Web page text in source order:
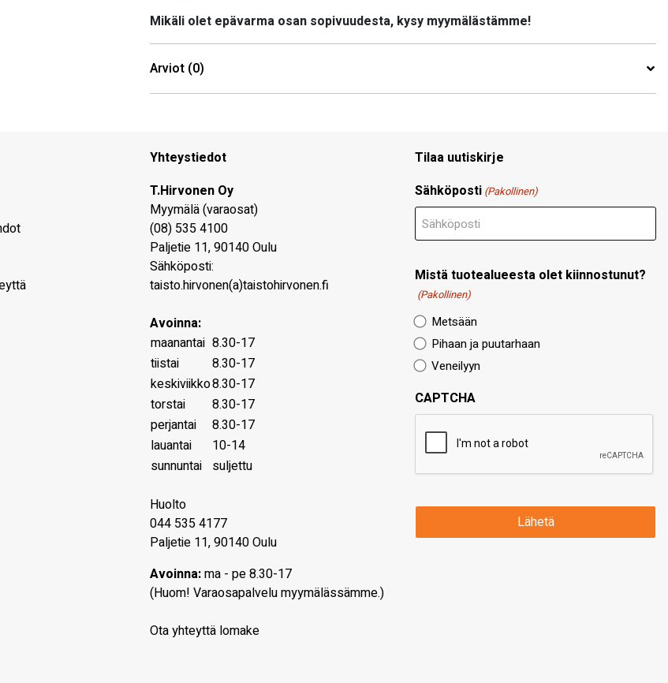
Mikäli olet epävarma osan sopivuudesta, kysy myymälästämme!
Arviot (0)
Yhteystiedot
T.Hirvonen Oy
Myymälä (varaosat)
(08) 535 4100
Paljetie 11,90140Oulu
Sähköposti:
taisto.hirvonen(a)taistohirvonen.fi
Avoinna:
maanantai 8.30-17
tiistai
8.30-17
keskiviikko8.30-17
torstai
8.30-17
perjantai
8.30-17
lauantai
10-14
sunnuntai suljettu
Huolto
044 535 4177
Paljetie 11, 90140 Oulu
Avoinna:ma - pe 8.30-17
(Huom! Varaosapalvelu myymälässämme.)
Ota yhteyttä lomake
Tilaa uutiskirje
Sähköposti (Pakollinen)
Mistä tuotealueesta olet kiinnostunut?
(Pakollinen)
Metsään
Pihaan ja puutarhaan
Veneilyyn
CAPTCHA